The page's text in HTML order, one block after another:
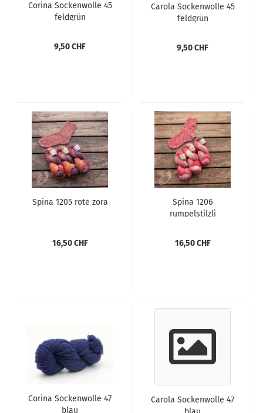
Corina Sockenwolle 45
feldgrün
9,50 CHF
Carola Sockenwolle 45
feldgrün
9,50 CHF
Spina 1205 rote zora
16,50 CHF
Spina 1206
rumpelstilzli
16,50 CHF
Corina Sockenwolle 47
blau
Carola Sockenwolle 47